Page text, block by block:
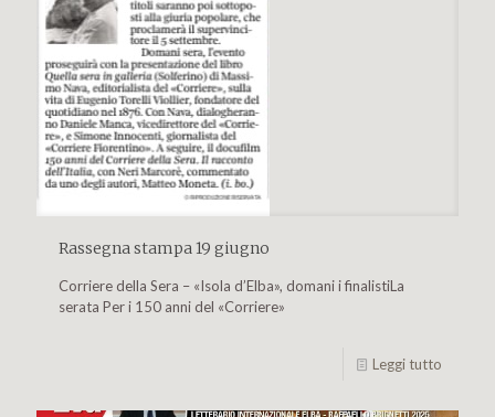
Rassegna stampa 19 giugno
Corriere della Sera – «Isola d’Elba», domani i finalistiLa
serata Per i 150 anni del «Corriere»
Leggi tutto